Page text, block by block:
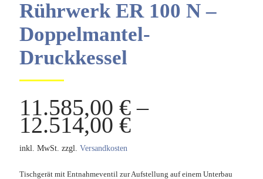
Rührwerk ER 100 N –
Doppelmantel-
Druckkessel
11.585,00 € –
12.514,00 €
inkl. MwSt. zzgl. Versandkosten
Tischgerät mit Entnahmeventil zur Aufstellung auf einem Unterbau